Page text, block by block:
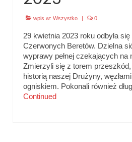
wpis w: Wszystko 0
29 kwietnia 2023 roku odbyła
Czerwonych Beretów. Dzielna
wyprawy pełnej czekających na
Zmierzyli się z torem
historią naszej Drużyny,
ogniskiem. Pokonali również
Continued